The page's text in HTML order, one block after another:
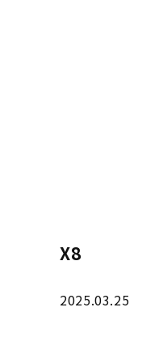
X8
2025.03.25